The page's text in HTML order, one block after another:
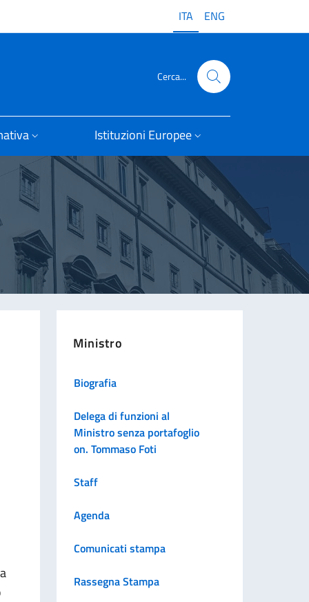
ITA ENG
Cerca...
Istituzioni Europee
Ministro
Biografia
Delega di funzioni al
Ministro senza portafoglio
on. Tommaso Foti
Staff
Agenda
Comunicati stampa
Rassegna Stampa